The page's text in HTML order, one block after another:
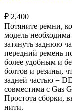
₽ 2,400
Потяните ремни,
модель
затянуть заднюю
передний ремень
более удобным и
болтов и резины,
задней частью =
совместима с Gas
Простота сборки,
нити.